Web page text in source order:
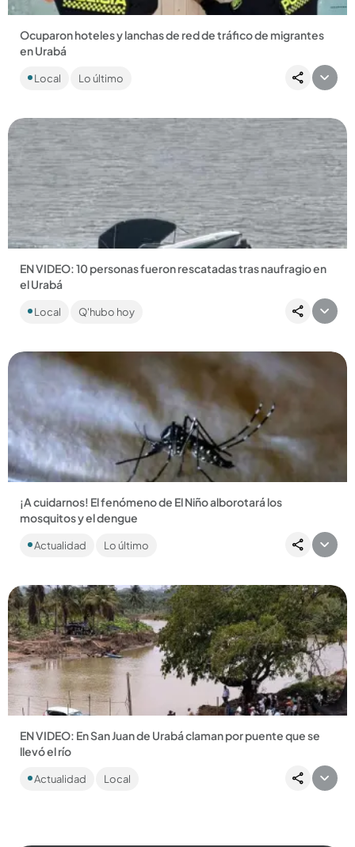
Ocuparon hoteles y lanchas de red de tráfico de migrantes
en Urabá
autoridades desmantelaran una red de tráfico de migrantes
Local Lo último
Compartir Noticia
EN VIDEO: 10 personas fueron rescatadas tras naufragio en
el Urabá
La Armada Nacional dio a conocer imágenes del hundimiento
de una embarcación que operaba sin permiso en el Golfo de
Local Q'hubo hoy
Compartir Noticia
¡A cuidarnos! El fenómeno de El Niño alborotará los
mosquitos y el dengue
El calor que se espera podría favorecer la proliferación de
mosquitos y aumentar el riesgo de enfermedades como el
Actualidad Lo último
Compartir Noticia
EN VIDEO: En San Juan de Urabá claman por puente que se
llevó el río
artesanales para pasar los carros, las personas y los
Actualidad Local